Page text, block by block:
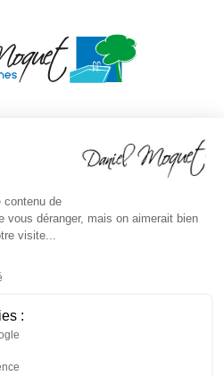
contenu de
déranger, mais on aimerait bien
visite...
:
à l'oubli